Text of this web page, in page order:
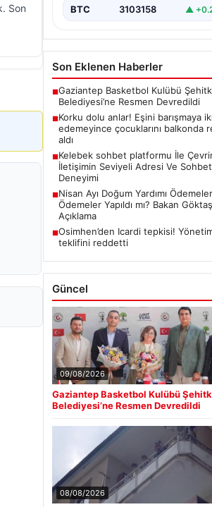
Son
BTC 3103158 ▲
Son Eklenen Haberler
■Gaziantep Basketbol Kulübü
Belediyesi’ne Resmen Devredildi
■Korku dolu anlar! Eşini barışmaya
edemeyince çocuklarını balkonda
aldı
■Kelebek sohbet platformu İle
İletişimin Seviyeli Adresi Ve Sohbet
Deneyimi
■Nisan Ayı Doğum Yardımı
Ödemeler Yapıldı mı? Bakan
Açıklama
■Osimhen’den Icardi tepkisi!
teklifini reddetti
Güncel
09/08/2026
Gaziantep Basketbol Kulübü
Belediyesi’ne Resmen Devredildi
08/08/2026